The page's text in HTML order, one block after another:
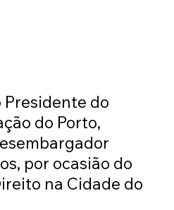
Presidente do
do Porto,
por ocasião do
na Cidade do